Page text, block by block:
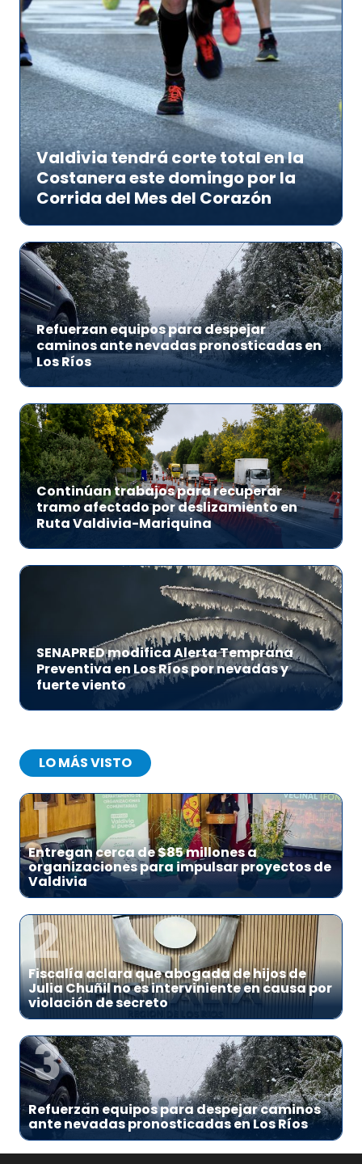
Valdivia tendrá corte total en la
Costanera este domingo por la
Corrida del Mes del Corazón
Refuerzan equipos para despejar
caminos ante nevadas pronosticadas en
Los Ríos
Continúan trabajos para recuperar
tramo afectado por deslizamiento en
Ruta Valdivia-Mariquina
SENAPRED modifica Alerta Temprana
Preventiva en Los Ríos por nevadas y
fuerte viento
LO MÁS VISTO
1
Entregan cerca de $85 millones a
organizaciones para impulsar proyectos de
Valdivia
2
Fiscalía aclara que abogada de hijos de
Julia Chuñil no es interviniente en causa por
violación de secreto
3
Refuerzan equipos para despejar caminos
ante nevadas pronosticadas en Los Ríos